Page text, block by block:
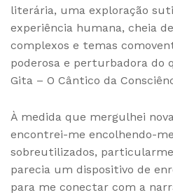
literária, uma exploração
experiência humana, cheia
complexos e temas
poderosa e perturbadora do
Gita – O Cântico da
À medida que mergulhei
encontrei-me encolhendo-
sobreutilizados,
parecia um dispositivo de
para me conectar com a